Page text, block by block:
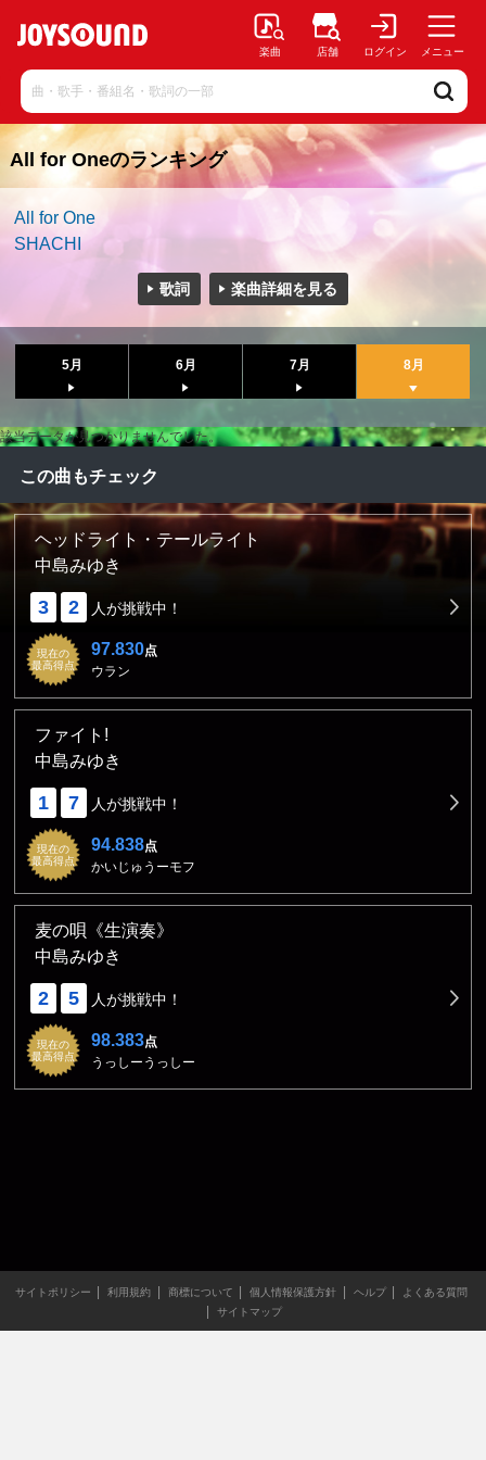
楽曲 店舗 ログイン メニュー
All for Oneのランキング
All for One
SHACHI
歌詞 楽曲詳細を見る
5月 6月 7月 8月
該当データが見つかりませんでした。
この曲もチェック
ヘッドライト・テールライト
中島みゆき
3 2 人が挑戦中！
現在の
最高得点
97.830点
ウラン
ファイト!
中島みゆき
1 7 人が挑戦中！
現在の
最高得点
94.838点
かいじゅうーモフ
麦の唄《生演奏》
中島みゆき
2 5 人が挑戦中！
現在の
最高得点
98.383点
うっしーうっしー
サイトポリシー 利用規約 商標について 個人情報保護方針 ヘルプ
よくある質問
サイトマップ